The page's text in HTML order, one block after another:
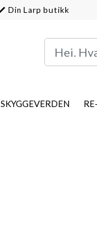
Din Larp butikk
SKYGGEVERDEN